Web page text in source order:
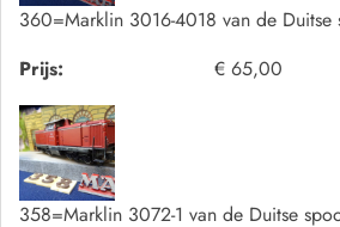
360=Marklin 3016-4018 van de Duitse
Prijs:
€ 65,00
358=Marklin 3072-1 van de Duitse